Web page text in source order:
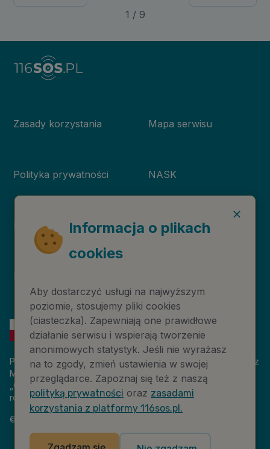
1 / 9
Zasady korzystania
Polityka prywatności
Deklaracja dostępności
Prawa autorskie
Mapa serwisu
NASK
Niebieska Linia
Platforma 116sos.pl jest finansowana z budżetu państwa, przez
Ministerstwo Cyfryzacji. Nazwa zadania publicznego:
„Człowiek w kryzysie – platforma wiedzy i komunikacji –
rozwój wsparcia”. Wartość projektu: 18 884 808,00 zł.
©
Informacja o plikach
cookies
Aby dostarczyć usługi na najwyższym
poziomie, stosujemy pliki cookies
(ciasteczka). Zapewniają one prawidłowe
działanie serwisu i wspierają tworzenie
anonimowych statystyk. Jeśli nie wyrażasz
na to zgody, zmień ustawienia w swojej
przeglądarce. Zapoznaj się też z naszą
polityką prywatności oraz zasadami
korzystania z platformy 116sos.pl.